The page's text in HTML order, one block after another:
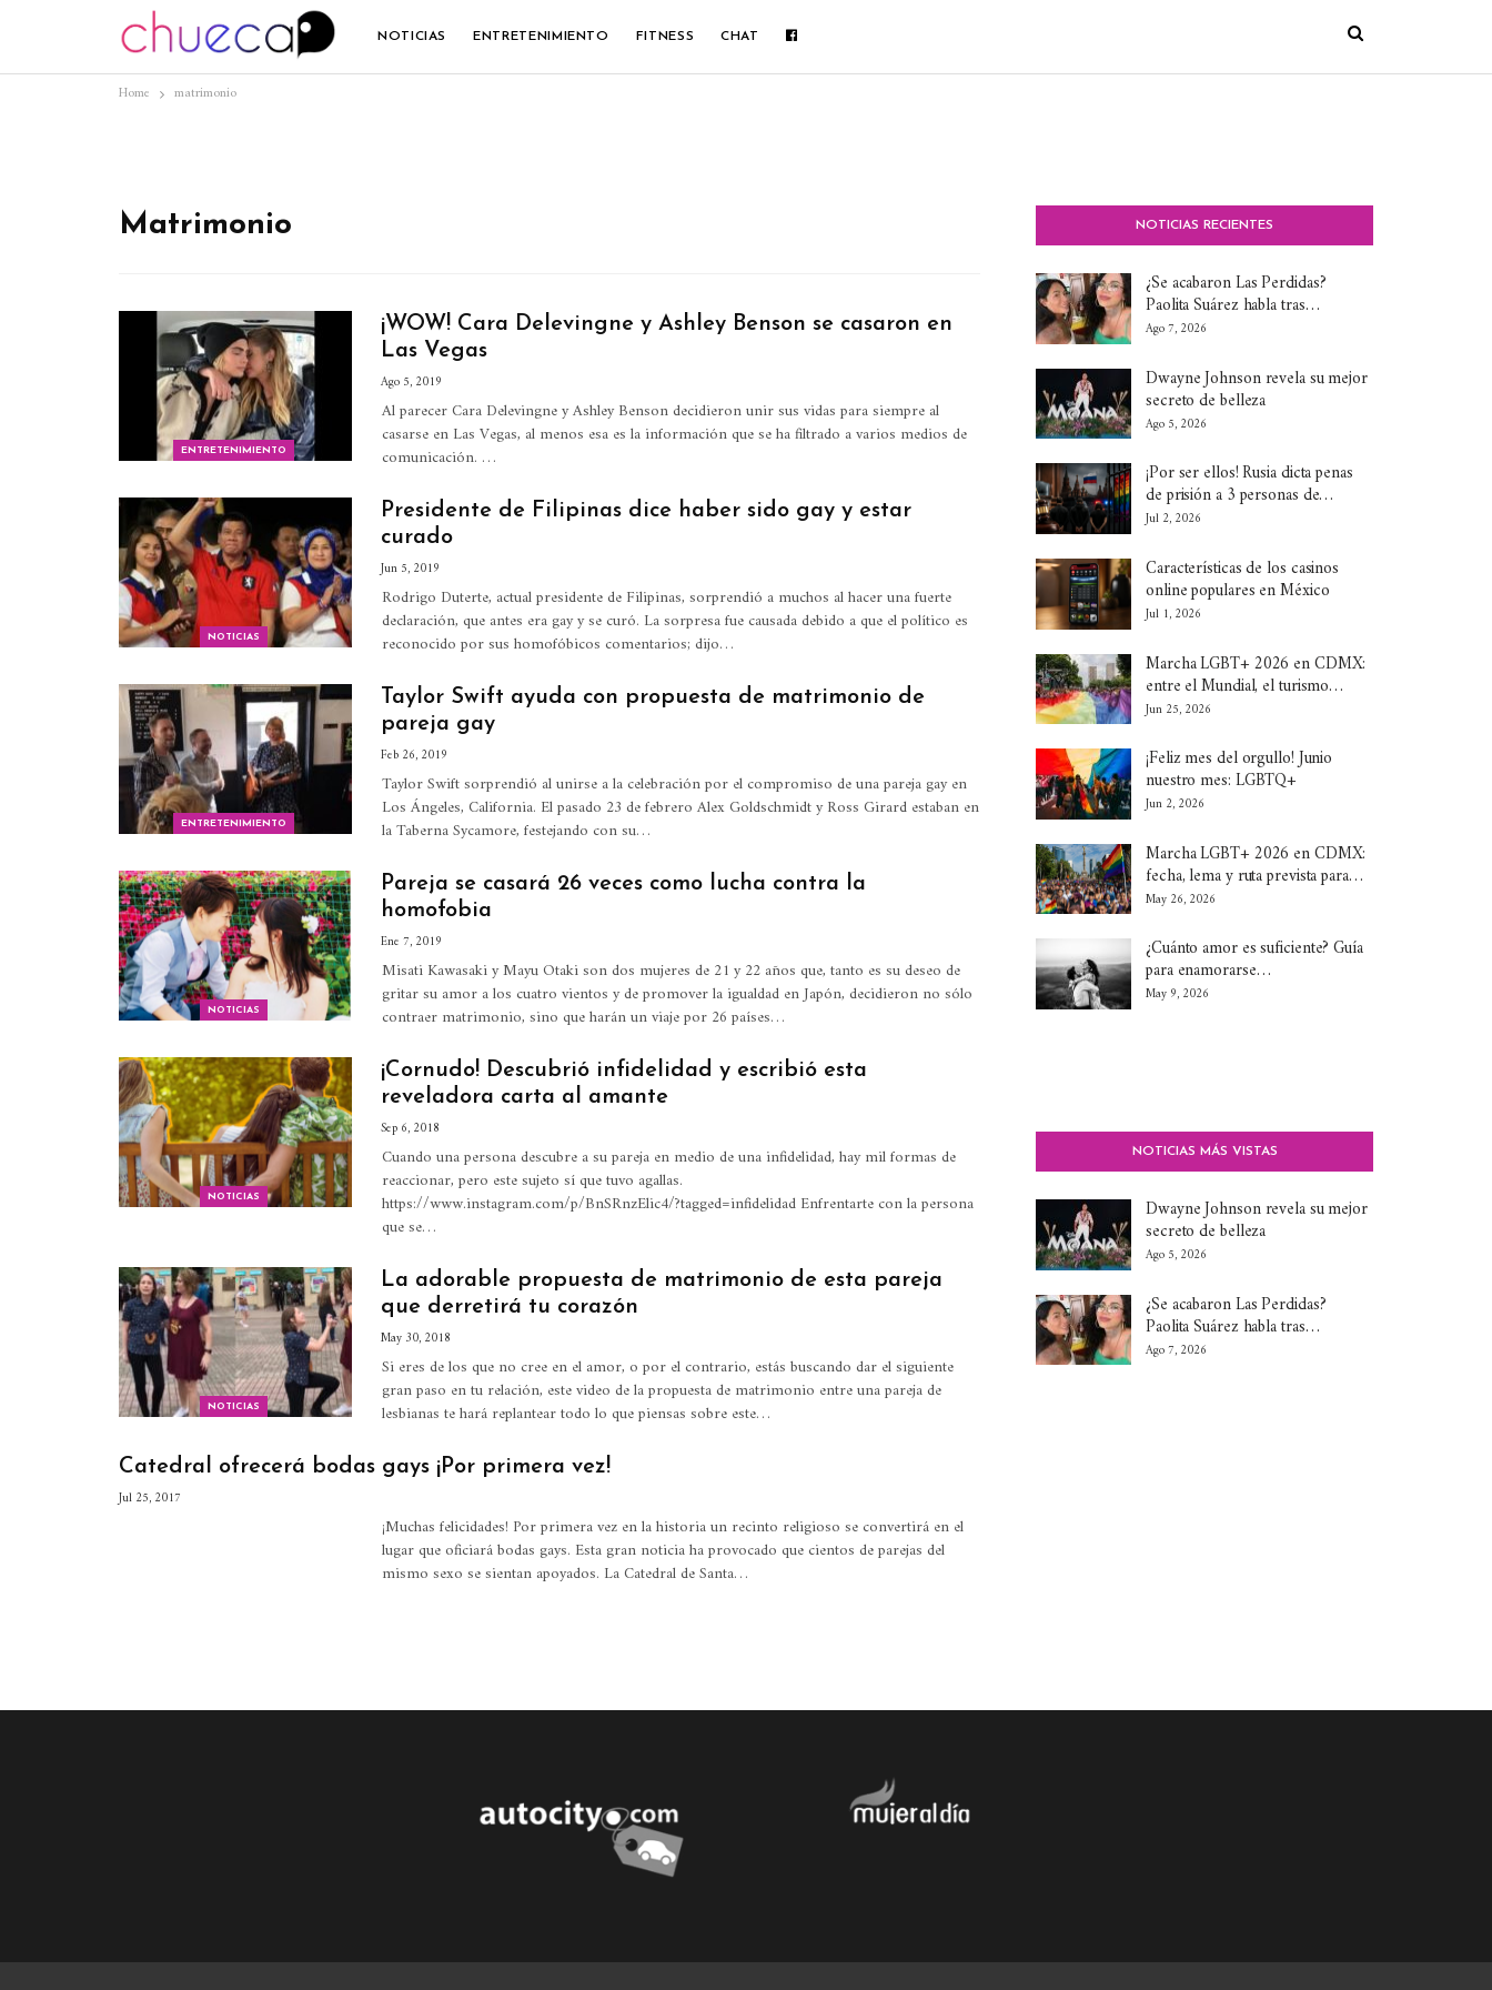
NOTICIAS ENTRETENIMIENTO FITNESS CHAT
Home matrimonio
Matrimonio
ENTRETENIMIENTO
¡WOW! Cara Delevingne y Ashley Benson se casaron en
Las Vegas
Ago 5, 2019
Al parecer Cara Delevingne y Ashley Benson decidieron unir sus vidas para siempre al
casarse en Las Vegas, al menos esa es la información que se ha filtrado a varios medios de
comunicación. …
NOTICIAS
Presidente de Filipinas dice haber sido gay y estar
curado
Jun 5, 2019
Rodrigo Duterte, actual presidente de Filipinas, sorprendió a muchos al hacer una fuerte
declaración, que antes era gay y se curó. La sorpresa fue causada debido a que el político es
reconocido por sus homofóbicos comentarios; dijo…
ENTRETENIMIENTO
Taylor Swift ayuda con propuesta de matrimonio de
pareja gay
Feb 26, 2019
Taylor Swift sorprendió al unirse a la celebración por el compromiso de una pareja gay en
Los Ángeles, California. El pasado 23 de febrero Alex Goldschmidt y Ross Girard estaban en
la Taberna Sycamore, festejando con su…
NOTICIAS
Pareja se casará 26 veces como lucha contra la
homofobia
Ene 7, 2019
Misati Kawasaki y Mayu Otaki son dos mujeres de 21 y 22 años que, tanto es su deseo de
gritar su amor a los cuatro vientos y de promover la igualdad en Japón, decidieron no sólo
contraer matrimonio, sino que harán un viaje por 26 países…
NOTICIAS
¡Cornudo! Descubrió infidelidad y escribió esta
reveladora carta al amante
Sep 6, 2018
Cuando una persona descubre a su pareja en medio de una infidelidad, hay mil formas de
reaccionar, pero este sujeto sí que tuvo agallas.
https://www.instagram.com/p/BnSRnzElic4/?tagged=infidelidad Enfrentarte con la persona
que se…
NOTICIAS
La adorable propuesta de matrimonio de esta pareja
que derretirá tu corazón
May 30, 2018
Si eres de los que no cree en el amor, o por el contrario, estás buscando dar el siguiente
gran paso en tu relación, este video de la propuesta de matrimonio entre una pareja de
lesbianas te hará replantear todo lo que piensas sobre este…
Catedral ofrecerá bodas gays ¡Por primera vez!
Jul 25, 2017
¡Muchas felicidades! Por primera vez en la historia un recinto religioso se convertirá en el
lugar que oficiará bodas gays. Esta gran noticia ha provocado que cientos de parejas del
mismo sexo se sientan apoyados. La Catedral de Santa…
NOTICIAS RECIENTES
¿Se acabaron Las Perdidas?
Paolita Suárez habla tras…
Ago 7, 2026
Dwayne Johnson revela su mejor
secreto de belleza
Ago 5, 2026
¡Por ser ellos! Rusia dicta penas
de prisión a 3 personas de…
Jul 2, 2026
Características de los casinos
online populares en México
Jul 1, 2026
Marcha LGBT+ 2026 en CDMX:
entre el Mundial, el turismo…
Jun 25, 2026
¡Feliz mes del orgullo! Junio
nuestro mes: LGBTQ+
Jun 2, 2026
Marcha LGBT+ 2026 en CDMX:
fecha, lema y ruta prevista para…
May 26, 2026
¿Cuánto amor es suficiente? Guía
para enamorarse…
May 9, 2026
NOTICIAS MÁS VISTAS
Dwayne Johnson revela su mejor
secreto de belleza
Ago 5, 2026
¿Se acabaron Las Perdidas?
Paolita Suárez habla tras…
Ago 7, 2026